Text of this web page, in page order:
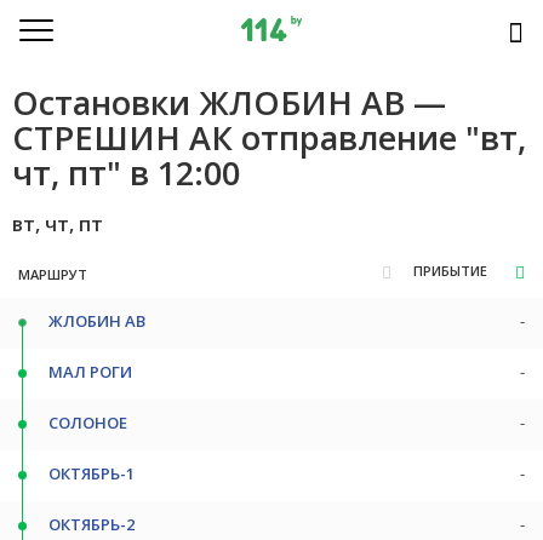
Остановки ЖЛОБИН АВ —
СТРЕШИН АК отправление "вт,
чт, пт" в 12:00
вт, чт, пт
МАРШРУТ ПРИБЫТИЕ
ЖЛОБИН АВ -
МАЛ РОГИ -
СОЛОНОЕ -
ОКТЯБРЬ-1 -
ОКТЯБРЬ-2 -